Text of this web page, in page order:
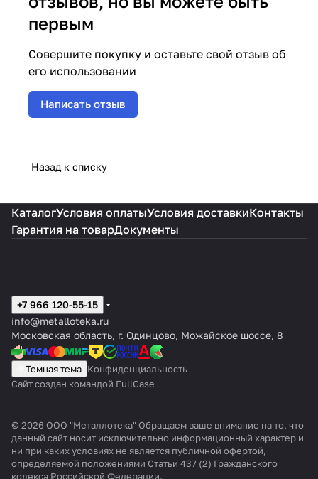
первым
Совершите покупку и оставьте свой отзыв об
его использовании
Написать отзыв
Назад к списку
КаталогУсловия оплатыУсловия доставкиКонтакты
Гарантия на товарДокументы
+7 966 120-55-15
info@metalloteka.ru
Московская область, г. Одинцово, Можайское шоссе, 8
Темная тема Конфиденциальность
Сайт создан командой FullCase
© 2026 ООО "Металлотека" Обращаем ваше внимание на то, что
данный сайт носит исключительно информационный характер и
ни при каких условиях не является публичной офертой,
определяемой положениями Статьи 437 (2) Гражданского
кодекса Российской Федерации.